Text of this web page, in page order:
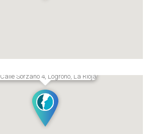
Calle Sorzano 4, Logroño, La Rioja